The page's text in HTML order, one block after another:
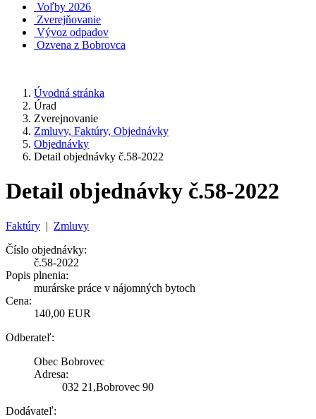
Voľby 2026
Zverejňovanie
Vývoz odpadov
Ozvena z Bobrovca
Úvodná stránka
Úrad
Zverejnovanie
Zmluvy, Faktúry, Objednávky
Objednávky
Detail objednávky č.58-2022
Detail objednávky č.58-2022
Faktúry | Zmluvy
Číslo objednávky:
č.58-2022
Popis plnenia:
murárske práce v nájomných bytoch
Cena:
140,00 EUR
Odberateľ:
Obec Bobrovec
Adresa:
032 21,Bobrovec 90
Dodávateľ: